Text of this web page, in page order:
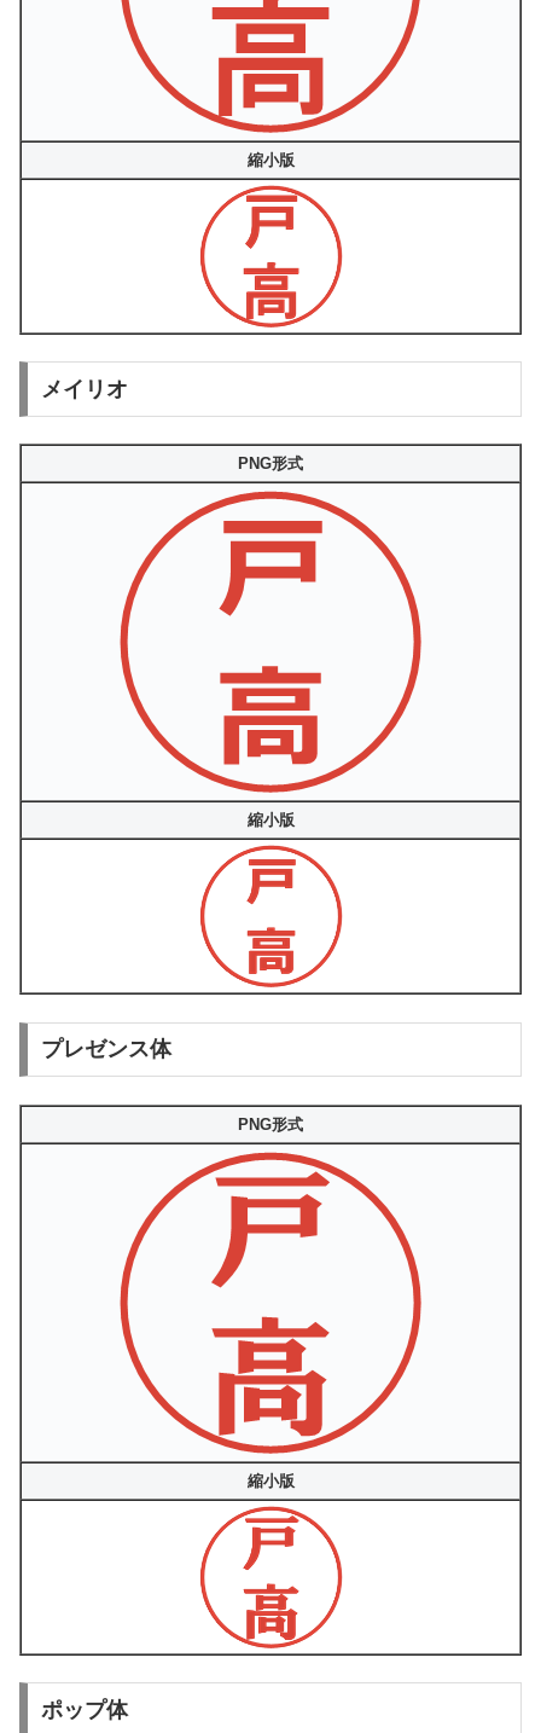
縮小版
メイリオ
PNG形式
縮小版
プレゼンス体
PNG形式
縮小版
ポップ体